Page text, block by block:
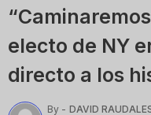
electo de NY
directo a los
By - DAVID